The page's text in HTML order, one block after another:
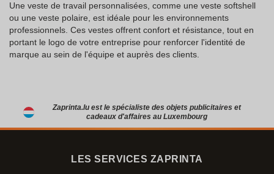
Une veste de travail personnalisées, comme une veste softshell
ou une veste polaire, est idéale pour les environnements
professionnels. Ces vestes offrent confort et résistance, tout en
portant le logo de votre entreprise pour renforcer l'identité de
marque au sein de l'équipe et auprès des clients.
Zaprinta.lu est le spécialiste des objets publicitaires et
cadeaux d'affaires au Luxembourg
LES SERVICES ZAPRINTA